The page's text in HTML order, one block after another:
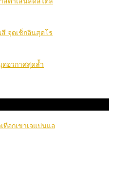
สี จุดเช็กอินสุดโร
ดอวกาศสุดล้ำ
เทือกเขาเจแปนแอ